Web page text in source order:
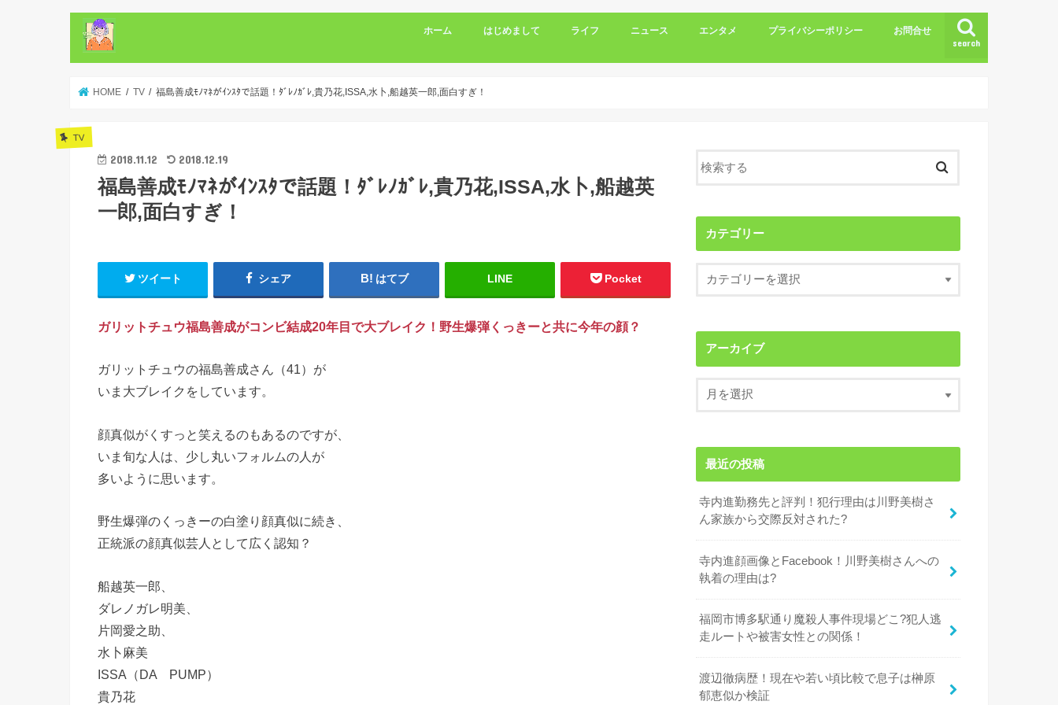
search
ホーム はじめまして ライフ ニュース エンタメ プライバシーポリシー お問合せ
HOME TV 福島善成ﾓﾉﾏﾈがｲﾝｽﾀで話題！ﾀﾞﾚﾉｶﾞﾚ,貴乃花,ISSA,水卜,船越英一郎,面白すぎ！
TV
2018.11.12 2018.12.19
福島善成ﾓﾉﾏﾈがｲﾝｽﾀで話題！ﾀﾞﾚﾉｶﾞﾚ,貴乃花,ISSA,水卜,船越英
一郎,面白すぎ！
ツイート シェア はてブ LINE Pocket
ガリットチュウ福島善成がコンビ結成20年目で大ブレイク！野生爆弾くっきーと共に今年の顔？
ガリットチュウの福島善成さん（41）が
いま大ブレイクをしています。
顔真似がくすっと笑えるのもあるのですが、
いま旬な人は、少し丸いフォルムの人が
多いように思います。
野生爆弾のくっきーの白塗り顔真似に続き、
正統派の顔真似芸人として広く認知？
船越英一郎、
ダレノガレ明美、
片岡愛之助、
水卜麻美
ISSA（DA PUMP）
貴乃花
カテゴリー
アーカイブ
最近の投稿
寺内進勤務先と評判！犯行理由は川野美樹さ
ん家族から交際反対された?
寺内進顔画像とFacebook！川野美樹さんへの
執着の理由は?
福岡市博多駅通り魔殺人事件現場どこ?犯人逃
走ルートや被害女性との関係！
渡辺徹病歴！現在や若い頃比較で息子は榊原
郁恵似か検証